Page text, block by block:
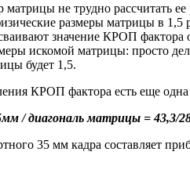
не трудно рассчитать
размеры матрицы в
значение КРОП
искомой матрицы: просто
будет 1,5.
КРОП фактора есть еще одна
/ диагональ матрицы = 43,3/
35 мм кадра составляет